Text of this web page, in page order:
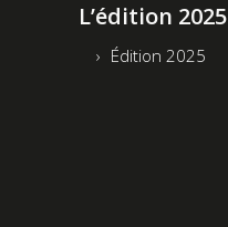
L’édition 2025
Édition 2025